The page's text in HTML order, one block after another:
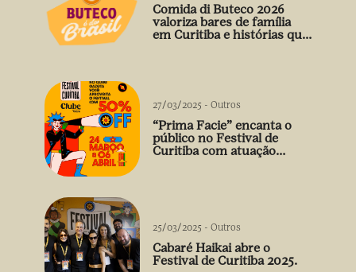
Comida di Buteco 2026
valoriza bares de família
em Curitiba e histórias que
27/03/2025 - Outros
“Prima Facie” encanta o
público no Festival de
Curitiba com atuação
25/03/2025 - Outros
Cabaré Haikai abre o
Festival de Curitiba 2025.